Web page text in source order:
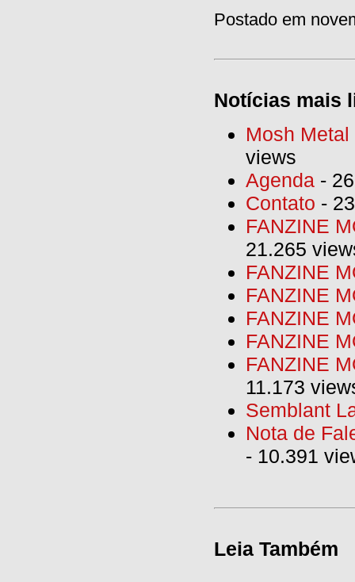
Postado em
Notícias mais
Mosh
views
Agenda -
Contato -
FANZINE
21.265
FANZINE
FANZINE
FANZINE
FANZINE
FANZINE
11.173
Semblant
Nota de
- 10.391
Leia Também